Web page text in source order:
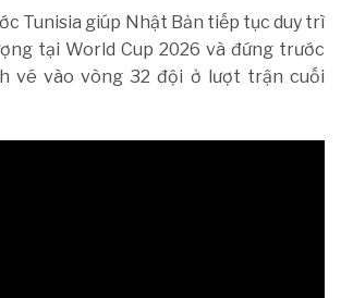
Tunisia giúp Nhật Bản tiếp tục duy trì
tại World Cup 2026 và đứng trước
vé vào vòng 32 đội ở lượt trận cuối